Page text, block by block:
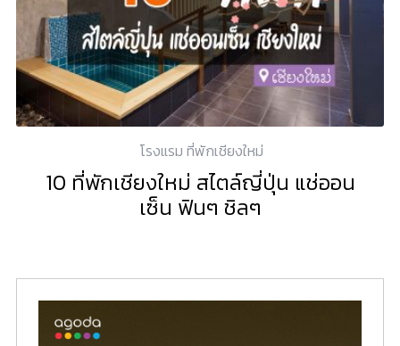
โรงแรม ที่พักเชียงใหม่
10 ที่พักเชียงใหม่ สไตล์ญี่ปุ่น แช่ออน
เซ็น ฟินๆ ชิลๆ